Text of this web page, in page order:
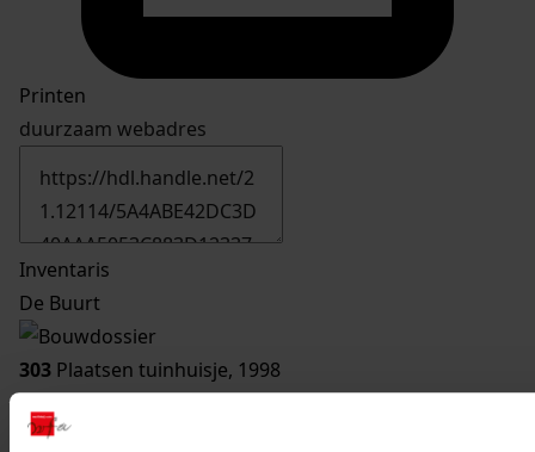
Printen
duurzaam webadres
Inventaris
De Buurt
303 Plaatsen tuinhuisje, 1998
Datering:
1998